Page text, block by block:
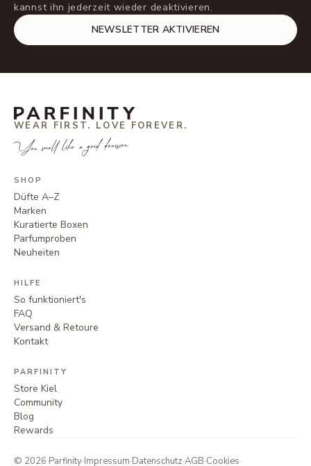
kannst ihn jederzeit wieder deaktivieren.
NEWSLETTER AKTIVIEREN
WEAR FIRST. LOVE FOREVER.
You smell like a good decision.
SHOP
Düfte A–Z
Marken
Kuratierte Boxen
Parfumproben
Neuheiten
HILFE
So funktioniert's
FAQ
Versand & Retoure
Kontakt
PARFINITY
Store Kiel
Community
Blog
Rewards
© 2026 Parfinity·Impressum·Datenschutz·AGB·Cookies·